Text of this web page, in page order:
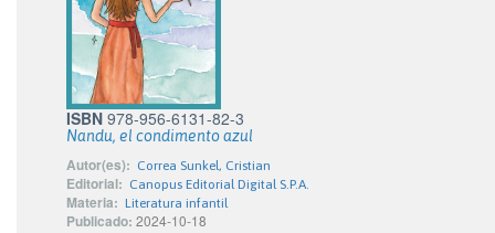
ISBN 978-956-6131-82-3
Nandu, el condimento azul
Autor(es): Correa Sunkel, Cristian
Editorial: Canopus Editorial Digital S.P.A.
Materia: Literatura infantil
Publicado: 2024-10-18